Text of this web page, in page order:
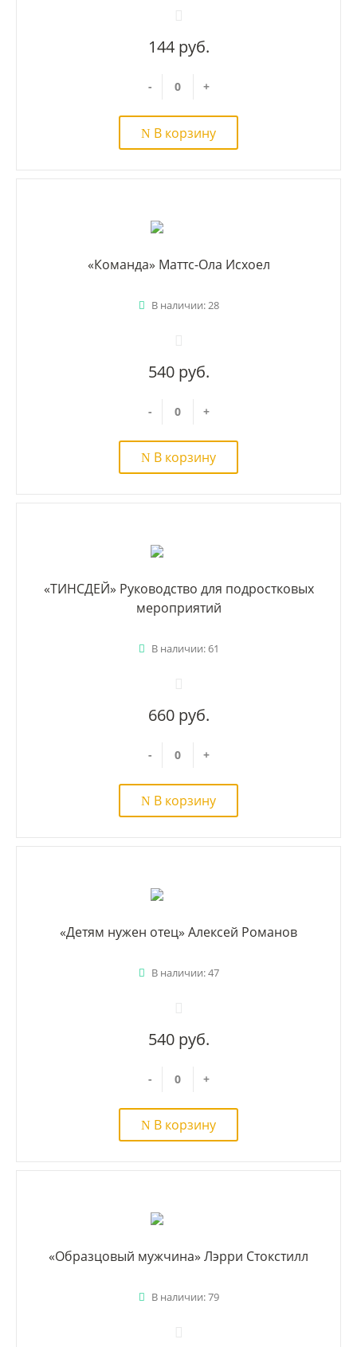
144 руб.
- +
В корзину
«Команда» Маттс-Ола Исхоел
В наличии: 28
540 руб.
- +
В корзину
«ТИНСДЕЙ» Руководство для подростковых
мероприятий
В наличии: 61
660 руб.
- +
В корзину
«Детям нужен отец» Алексей Романов
В наличии: 47
540 руб.
- +
В корзину
«Образцовый мужчина» Лэрри Стокстилл
В наличии: 79